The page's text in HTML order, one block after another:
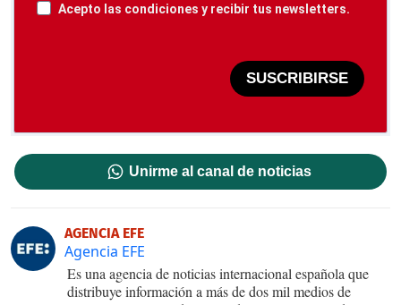
Acepto las condiciones y recibir tus newsletters.
SUSCRIBIRSE
Unirme al canal de noticias
AGENCIA EFE
Agencia EFE
Es una agencia de noticias internacional española que
distribuye información a más de dos mil medios de